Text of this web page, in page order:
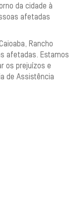
da cidade à
afetadas
Rancho
afetadas. Estamos
os prejuízos e
de Assistência